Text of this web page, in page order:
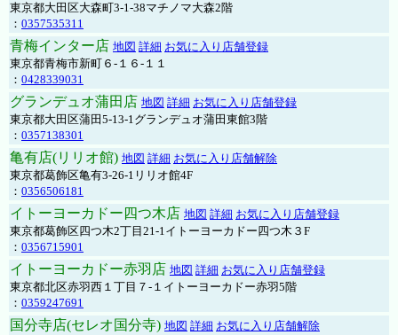
東京都大田区大森町3-1-38マチノマ大森2階
： 0357535311
青梅インター店 地図 詳細 お気に入り店舗登録
東京都青梅市新町６-１６-１１
： 0428339031
グランデュオ蒲田店 地図 詳細 お気に入り店舗登録
東京都大田区蒲田5-13-1グランデュオ蒲田東館3階
： 0357138301
亀有店(リリオ館) 地図 詳細 お気に入り店舗解除
東京都葛飾区亀有3-26-1リリオ館4F
： 0356506181
イトーヨーカドー四つ木店 地図 詳細 お気に入り店舗登録
東京都葛飾区四つ木2丁目21-1イトーヨーカドー四つ木３F
： 0356715901
イトーヨーカドー赤羽店 地図 詳細 お気に入り店舗登録
東京都北区赤羽西１丁目７-１イトーヨーカドー赤羽5階
： 0359247691
国分寺店(セレオ国分寺) 地図 詳細 お気に入り店舗解除